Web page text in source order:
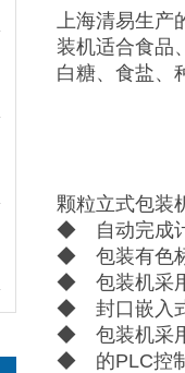
上海清易生产
装机适合食品
白糖、食盐、
颗粒立式包装
◆ 自动完成计
◆ 包装有色标
◆ 包装机采用
◆ 封口嵌入式
◆ 包装机采用
◆ 的PLC控制